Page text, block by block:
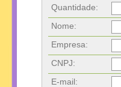
Quantidade:
Nome:
Empresa:
CNPJ:
E-mail: